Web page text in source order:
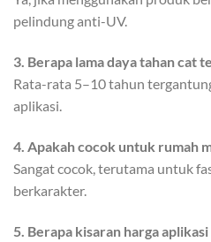
pelindung anti-UV.
3. Berapa lama daya tahan cat
Rata-rata 5–10 tahun
aplikasi.
4. Apakah cocok untuk rumah
Sangat cocok, terutama untuk
berkarakter.
5. Berapa kisaran harga